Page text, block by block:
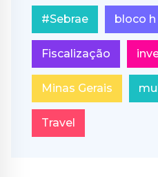
#Sebrae bloco h
Fiscalização
Minas Gerais
Travel